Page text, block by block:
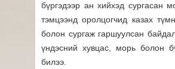
бүргэдээр ан хийхэд сургасан
тэмцээнд оролцогчид казах
болон сургаж гаршуулсан
үндэсний хувцас, морь болон
билээ.